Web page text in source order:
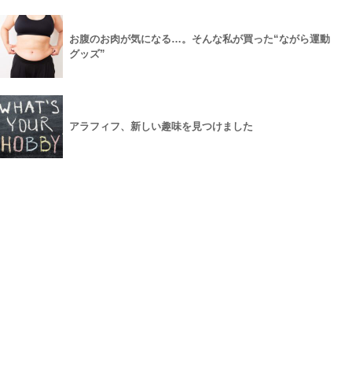
お腹のお肉が気になる…。そんな私が買った“ながら運動
グッズ”
アラフィフ、新しい趣味を見つけました